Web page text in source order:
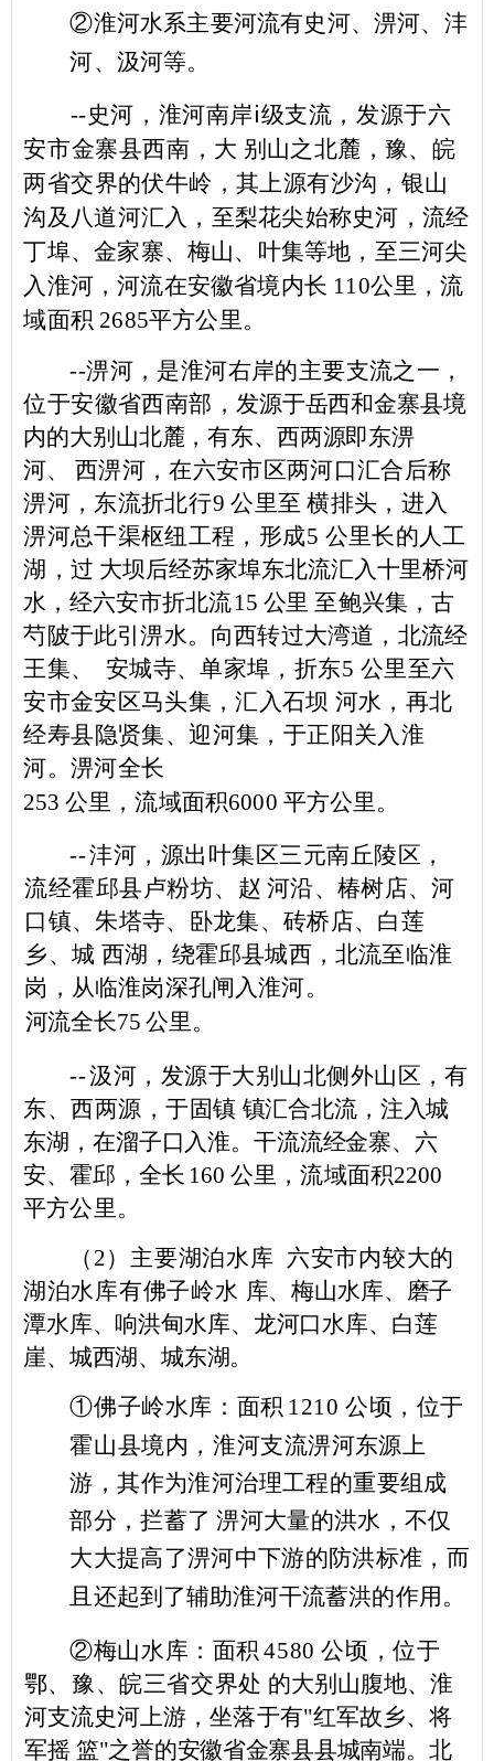
②淮河水系主要河流有史河、淠河、沣
河、汲河等。
--史河，淮河南岸ⅰ级支流，发源于六
安市金寨县西南，大 别山之北麓，豫、皖
两省交界的伏牛岭，其上源有沙沟，银山
沟及八道河汇入，至梨花尖始称史河，流经
丁埠、金家寨、梅山、叶集等地，至三河尖
入淮河，河流在安徽省境内长 110公里，流
域面积 2685平方公里。
--淠河，是淮河右岸的主要支流之一，
位于安徽省西南部， 发源于岳西和金寨县境
内的大别山北麓，有东、西两源即东淠
河、
西淠河，在六安市区两河口汇合后称
淠河，东流折北行9公里至 横排头，进入
淠河总干渠枢纽工程，形成5 公里长的人工
湖，过 大坝后经苏家埠东北流汇入十里桥河
水，经六安市折北流15 公里 至鲍兴集，古
芍陂于此引淠水。向西转过大湾道，北流经
王集、
安城寺、单家埠，折东5 公里至六
安市金安区马头集，汇入石坝 河水，再北
经寿县隐贤集、迎河集，于正阳关入淮
河。淠河全长
253公里，流域面积6000 平方公里。
--沣河，源出叶集区三元南丘陵区，
流经霍邱县卢粉坊、赵 河沿、椿树店、河
口镇、朱塔寺、卧龙集、砖桥店、白莲
乡、城 西湖，绕霍邱县城西，北流至临淮
岗，从临淮岗深孔闸 入淮河。
河流全长75公里。
--汲河，发源于大别山北侧外山区，有
东、西两源，于固镇 镇汇合北流，注入城
东湖，在溜子口入淮。干流流经金寨、 六
安、 霍邱，全长 160公里，流域面积2200
平方公里。
（ 2）主要湖泊水库 六安市内较大的
湖泊水库有佛子岭水 库、梅山水库、磨子
潭水库、响洪甸水库、龙河口水库、白莲
崖、 城西湖、城东湖。
①佛子岭水库：面积 1210 公顷，位于
霍山县境内，淮河支流淠河东源上
游，其作为淮河治理工程的重要组成
部分 ，拦蓄了 淠河大量的洪水，不仅
大大提高了淠河中下游的防洪标准，而
且还起到了辅助淮河干流蓄洪的作用。
②梅山水库：面积 4580公顷，位于
鄂、豫、皖三省交界处 的大别山腹地、淮
河支流史河上游，坐落于有"红军故乡、将
军摇 篮"之誉的安徽省金寨县县城南端。北